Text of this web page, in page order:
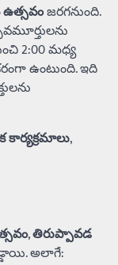
జరగనుంది.
2:00 మధ్య
ఉంటుంది. ఇది
కార్యక్రమాలు,
,తిరుప్పావడ
అలాగే: